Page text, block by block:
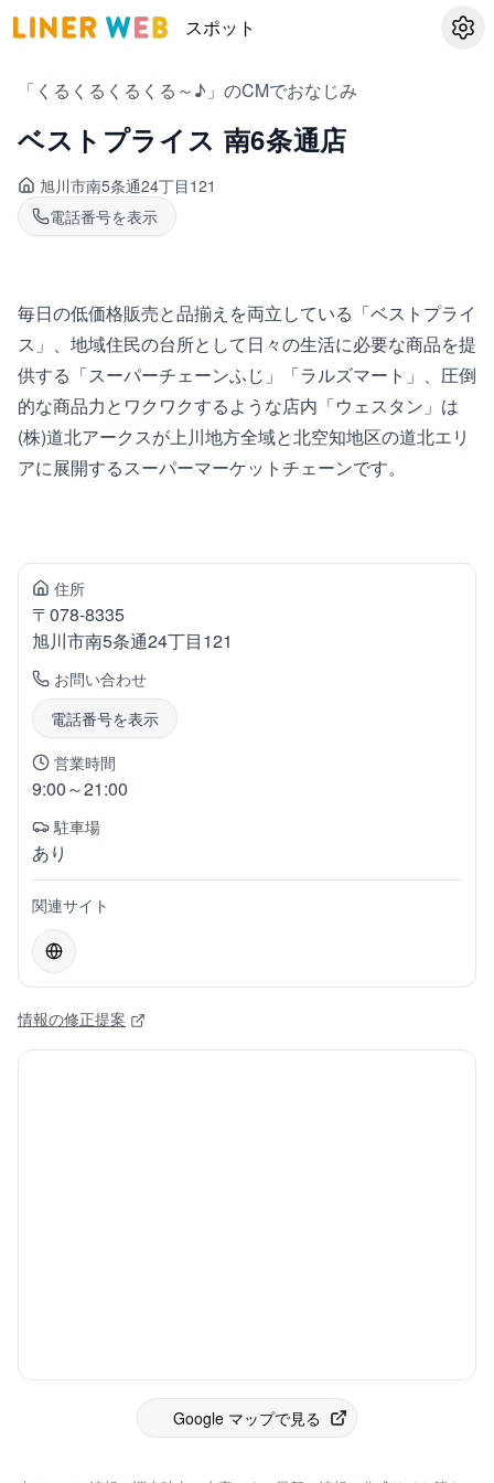
スポット 設定
「くるくるくるくる～♪」のCMでおなじみ
ベストプライス 南6条通店
旭川市南5条通24丁目121
電話番号を表示
毎日の低価格販売と品揃えを両立している「ベストプライ
ス」、地域住民の台所として日々の生活に必要な商品を提
供する「スーパーチェーンふじ」「ラルズマート」、圧倒
的な商品力とワクワクするような店内「ウェスタン」は
(株)道北アークスが上川地方全域と北空知地区の道北エリ
アに展開するスーパーマーケットチェーンです。
住所
〒078-8335
旭川市南5条通24丁目121
お問い合わせ
電話番号を表示
営業時間
9:00～21:00
駐車場
あり
関連サイト
情報の修正提案
Google マップで見る